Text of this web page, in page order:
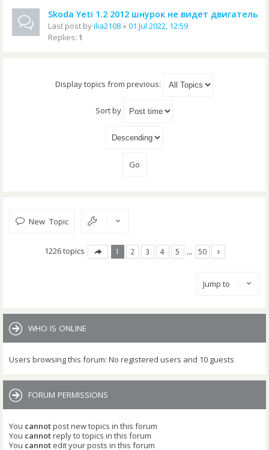
Skoda Yeti 1.2 2012 шнурок не видет двигатель
Last post byilia2108 « 01 Jul 2022, 12:59
Replies: 1
Display topics from previous:
Sort by
New Topic
1226 topics 1 2 3 4 5 … 50
Jump to
WHO IS ONLINE
Users browsing this forum: No registered users and 10 guests
FORUM PERMISSIONS
You cannotpost new topics in this forum
You cannotreply to topics in this forum
You cannot edit your posts in this forum